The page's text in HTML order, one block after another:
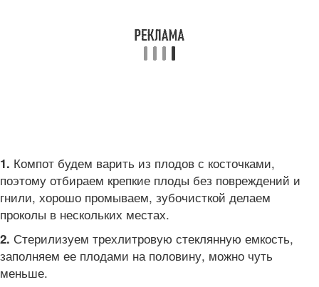
1. Компот будем варить из плодов с косточками,
поэтому отбираем крепкие плоды без повреждений и
гнили, хорошо промываем, зубочисткой делаем
проколы в нескольких местах.
2. Стерилизуем трехлитровую стеклянную емкость,
заполняем ее плодами на половину, можно чуть
меньше.